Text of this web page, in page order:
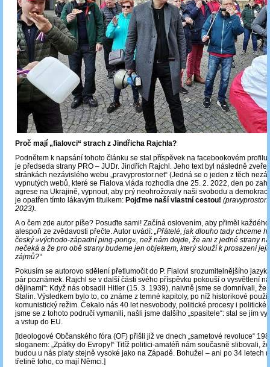
Proč mají „fialovci“ strach z Jindřicha Rajchla?
Podnětem k napsání tohoto článku se stal příspěvek na facebookovém
je předseda strany PRO – JUDr. Jindřich Rajchl. Jeho text byl následně
stránkách nezávislého webu „pravyprostor.net“ (Jedná se o jeden z těch
vypnutých webů, které se Fialova vláda rozhodla dne 25. 2. 2022, den po
agrese na Ukrajině, vypnout, aby prý neohrožovaly naši svobodu a
je opatřen tímto lákavým titulkem: Pojďme naší vlastní cestou!
2023).
A o čem zde autor píše? Posuďte sami! Začíná oslovením, aby přiměl
alespoň ze zvědavosti přečte. Autor uvádí: „Přátelé, jak dlouho tady chceme
český »východo-západní ping-pong«, než nám dojde, že ani z jedné strany
nečeká a že pro obě strany budeme jen objektem, který slouží k prosazení
zájmů?“
Pokusím se autorovo sdělení přetlumočit do P. Fialovi srozumitelnějšího
pár poznámek. Rajchl se v další části svého příspěvku pokouší o vysvětlení
dějinami“: Když nás obsadil Hitler (15. 3. 1939), naivně jsme se domnívali, že
Stalin. Výsledkem bylo to, co známe z temné kapitoly, po níž historikové
komunistický režim. Čekalo nás 40 let nesvobody, politické procesy i politické
jsme se z tohoto područí vymanili, našli jsme dalšího „spasitele“: stal se jím
a vstup do EU.
[Ideologové Občanského fóra (OF) přišli již ve dnech „sametové revoluce“
sloganem: „Zpátky do Evropy!“ Titíž politici-amatéři nám současně slibovali,
budou u nás platy stejně vysoké jako na Západě. Bohužel – ani po 34 letech
třetině toho, co mají Němci.]